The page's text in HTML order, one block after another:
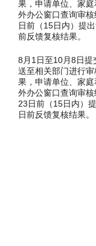
果，申请单位、家
外办公窗口查询审
日前（15日内）提
前反馈复核结果。
8月1日至10月8日提
送至相关部门进行
果，申请单位、家
外办公窗口查询审
23日前（15日内）
日前反馈复核结果。